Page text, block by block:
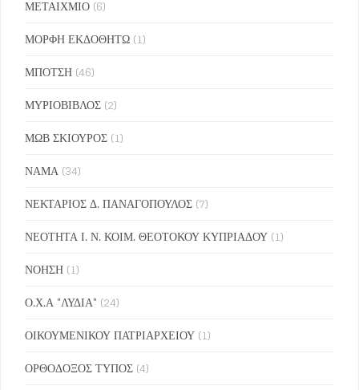
ΜΕΤΑΙΧΜΙΟ (6)
ΜΟΡΦΗ ΕΚΔΟΘΗΤΩ (1)
ΜΠΟΤΣΗ (46)
ΜΥΡΙΟΒΙΒΛΟΣ (2)
ΜΩΒ ΣΚΙΟΥΡΟΣ (1)
ΝΑΜΑ (34)
ΝΕΚΤΑΡΙΟΣ Δ. ΠΑΝΑΓΟΠΟΥΛΟΣ (7)
ΝΕΟΤΗΤΑ Ι. Ν. ΚΟΙΜ. ΘΕΟΤΟΚΟΥ ΚΥΠΡΙΑΔΟΥ (1)
ΝΟΗΣΗ (1)
Ο.Χ.Α "ΛΥΔΙΑ" (24)
ΟΙΚΟΥΜΕΝΙΚΟΥ ΠΑΤΡΙΑΡΧΕΙΟΥ (1)
ΟΡΘΟΔΟΞΟΣ ΤΥΠΟΣ (4)